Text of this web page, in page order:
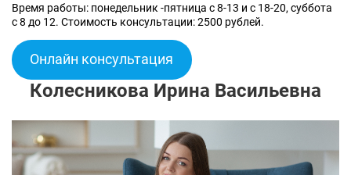
Время работы: понедельник -пятница с 8-13 и с 18-20, суббота
с 8 до 12. Стоимость консультации: 2500 рублей.
Онлайн консультация
Колесникова Ирина Васильевна